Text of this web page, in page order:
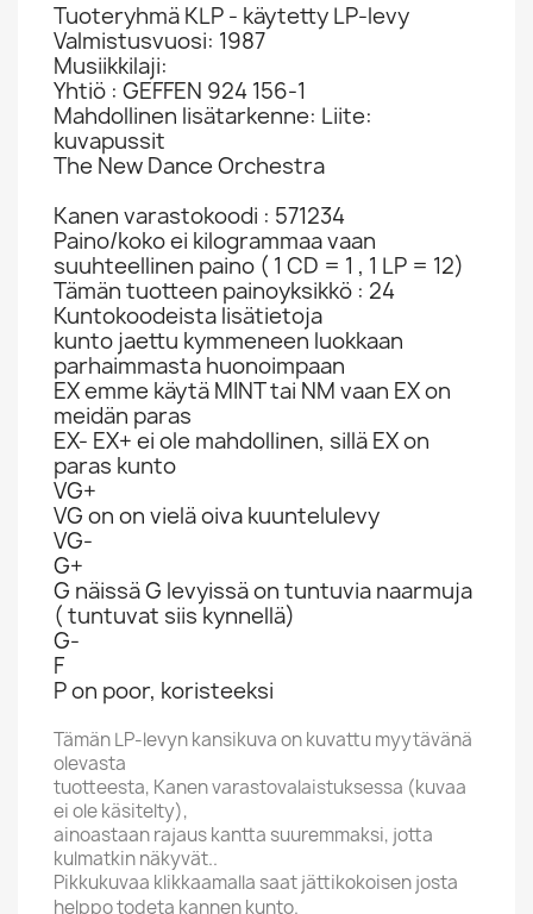
Tuoteryhmä KLP - käytetty LP-levy
Valmistusvuosi: 1987
Musiikkilaji:
Yhtiö : GEFFEN 924 156-1
Mahdollinen lisätarkenne: Liite:
kuvapussit
The New Dance Orchestra
Kanen varastokoodi : 571234
Paino/koko ei kilogrammaa vaan
suuhteellinen paino ( 1 CD = 1 , 1 LP = 12)
Tämän tuotteen painoyksikkö : 24
Kuntokoodeista lisätietoja
kunto jaettu kymmeneen luokkaan
parhaimmasta huonoimpaan
EX emme käytä MINT tai NM vaan EX on
meidän paras
EX- EX+ ei ole mahdollinen, sillä EX on
paras kunto
VG+
VG on on vielä oiva kuuntelulevy
VG-
G+
G näissä G levyissä on tuntuvia naarmuja
( tuntuvat siis kynnellä)
G-
F
P on poor, koristeeksi
Tämän LP-levyn kansikuva on kuvattu myytävänä
olevasta
tuotteesta, Kanen varastovalaistuksessa (kuvaa
ei ole käsitelty),
ainoastaan rajaus kantta suuremmaksi, jotta
kulmatkin näkyvät..
Pikkukuvaa klikkaamalla saat jättikokoisen josta
helppo todeta kannen kunto.